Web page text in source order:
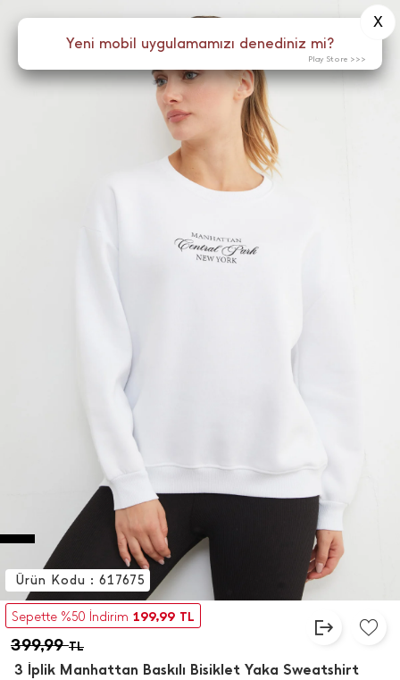
Menü
Sepette %50 İndirim 199,99 TL
399,99TL
3 İ̇plik Manhattan Baskılı Bisiklet Yaka Sweatshirt
Ürün Kodu : 617675
Yeni mobil uygulamamızı denediniz mi?
X
Play Store >>>